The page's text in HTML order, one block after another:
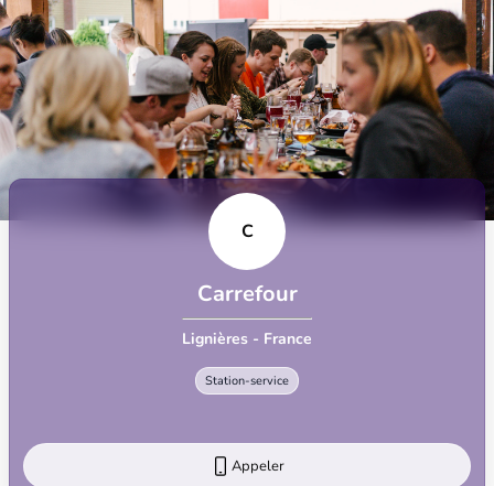
C
Carrefour
Lignières - France
Station-service
Appeler